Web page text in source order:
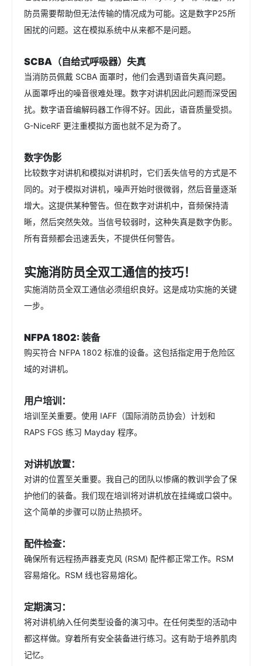
防员需要帮助但无法传输的情况成为可能。这是数字P25所
困扰的问题。这在模拟系统中从来都不是问题。
SCBA（自给式呼吸器）失真
当消防员佩戴 SCBA 面罩时，他们会遇到语音失真问题。
从面罩呼出的噪音很难处理。数字对讲机因此问题而深受困
扰。数字语音编解码器工作得不好。因此，语音质量受损。
G-NiceRF 更注重模拟方面也就不足为奇了。
数字伪影
比较数字对讲机和模拟对讲机时，它们丢失信号的方式是不
同的。对于模拟对讲机，噪声开始时很微弱，然后音量逐渐
增大。这提供某种警告。但在数字对讲机中，音频保持清
晰，然后突然失效。当信号较弱时，这种失真是数字伪影。
所有音频都会迅速丢失，不提供任何警告。
实施消防员全双工通信的技巧！
实施消防员全双工通信必须组织良好。这是成功实施的关键
一步。
NFPA 1802: 装备
购买符合 NFPA 1802 标准的设备。这包括指定用于危险区
域的对讲机。
用户培训：
培训至关重要。使用 IAFF（国际消防员协会）计划和
RAPS FGS 练习 Mayday 程序。
对讲机放置：
对讲的位置至关重要。我自己的团队以惨痛的教训学会了保
护他们的装备。我们现在培训将对讲机放在挂绳或口袋中。
这个简单的步骤可以防止热损坏。
配件检查：
确保所有远程扬声器麦克风 (RSM) 配件都正常工作。RSM
容易熔化。RSM 线也容易熔化。
定期演习：
将对讲机纳入任何类型设备的演习中。在任何类型的活动中
都这样做。穿着所有安全装备进行练习。这有助于培养肌肉
记忆。